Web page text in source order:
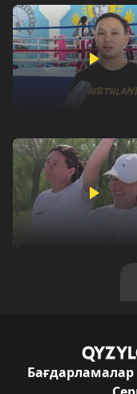
Бағдарламалар